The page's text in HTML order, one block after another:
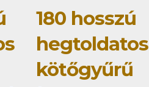
180 hosszú
hegtoldatos
kötőgyűrű